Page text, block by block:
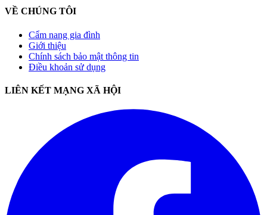
VỀ CHÚNG TÔI
Cẩm nang gia đình
Giới thiệu
Chính sách bảo mật thông tin
Điều khoản sử dụng
LIÊN KẾT MẠNG XÃ HỘI